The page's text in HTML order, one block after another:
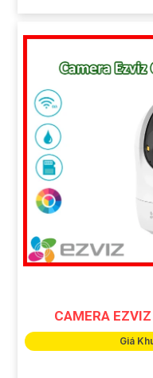
CAMERA
Giá